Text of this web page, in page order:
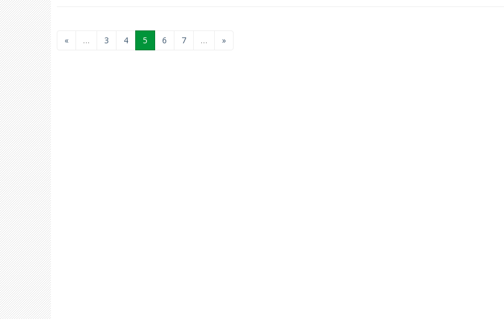
« … 3 4 5 6 7 … »